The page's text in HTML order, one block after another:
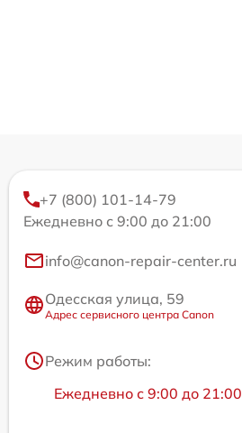
+7 (800) 101-14-79
Ежедневно с 9:00 до 21:00
info@canon-repair-center.ru
Одесская улица, 59
Адрес сервисного центра Canon
Режим работы:
Ежедневно с 9:00 до 21:00